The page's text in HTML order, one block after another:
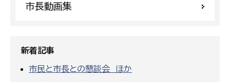
市長動画集
新着記事
市民と市長との懇談会 ほか